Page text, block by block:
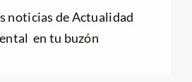
noticias de Actualidad
en tu buzón